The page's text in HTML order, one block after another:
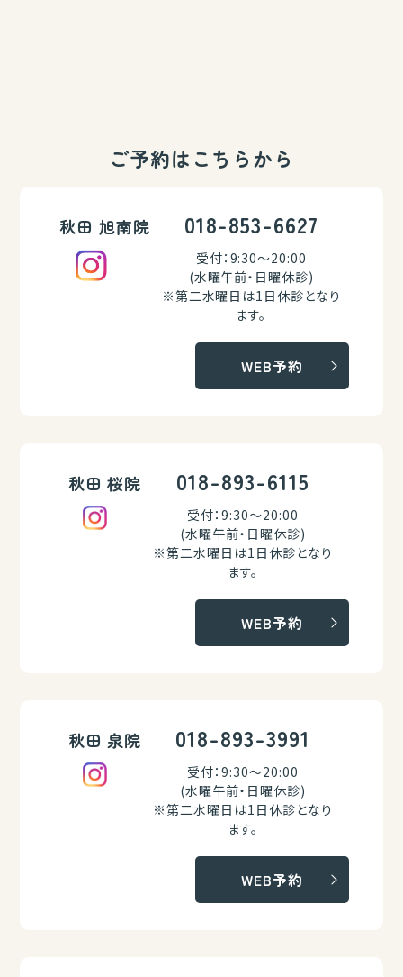
ご予約はこちらから
秋田 旭南院 018-853-6627
受付：9:30～20:00
(水曜午前・日曜休診)
※第二水曜日は1日休診となり
ます。
WEB予約
秋田 桜院 018-893-6115
受付：9:30～20:00
(水曜午前・日曜休診)
※第二水曜日は1日休診となり
ます。
WEB予約
秋田 泉院 018-893-3991
受付：9:30～20:00
(水曜午前・日曜休診)
※第二水曜日は1日休診となり
ます。
WEB予約